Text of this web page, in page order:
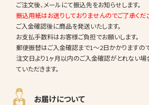
ご注文後、メールにて振込先をお知らせします。
振込用紙はお送りしておりませんのでご了承くだ
ご入金確認後に商品を発送いたします。
お支払手数料はお客様ご負担でお願いします。
郵便振替はご入金確認まで1～2日かかりますの
注文日より1ヶ月以内のご入金確認がとれない場
ていただきます。
お届けについて